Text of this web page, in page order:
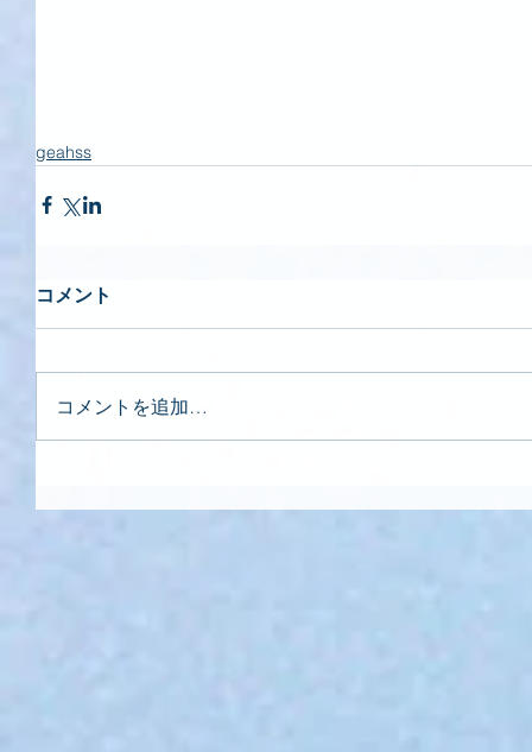
geahss
コメント
コメントを追加…